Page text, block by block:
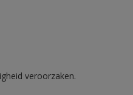
veroorzaken.